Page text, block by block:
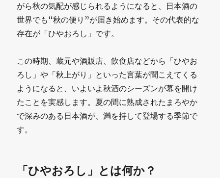
がら秋の気配が感じられるようになると、日本酒の
世界でも“秋の便り”が届き始めます。その代表的な
存在が「ひやおろし」です。
この時期、蔵元や酒販店、飲食店などから「ひやお
ろし」や「秋上がり」といった言葉が聞こえてくる
ようになると、いよいよ秋酒のシーズンが幕を開け
たことを実感します。夏の間に熟成されたまろやか
で深みのある日本酒が、満を持して登場する季節で
す。
「ひやおろし」とは何か？